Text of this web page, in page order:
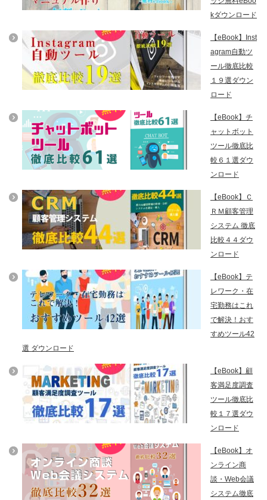
kダウンロード
【eBook】Inst
agram自動ツ
ール徹底比較
１９選ダウン
ロード
【eBook】チ
ャットボット
ツール徹底比
較６１選ダウ
ンロード
【eBook】Ｃ
ＲＭ顧客管理
システム 徹底
比較４４ダウ
ンロード
【eBook】テ
レワーク・在
宅勤務はこれ
で解決！おす
すめツール42
選 ダウンロード
【eBook】顧
客満足度調査
ツール徹底比
較１７選ダウ
ンロード
【eBook】オ
ンライン商
談・Web会議
システム徹底